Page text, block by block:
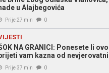
u Alajbegovića
Prije 27 min 0
NA GRANICI: Ponesete li
vam kazna od
Prije 37 min 0